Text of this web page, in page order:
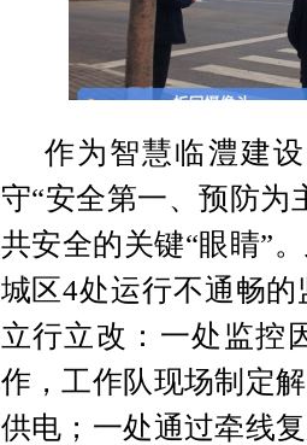
作为智慧临澧建
守“安全第一、预防为
共安全的关键“眼睛”
城区4处运行不通畅
立行立改：一处监控
作，工作队现场制定
供电；一处通过牵线